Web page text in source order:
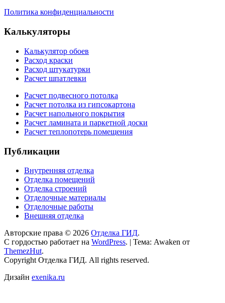
Политика конфиденциальности
Калькуляторы
Калькулятор обоев
Расход краски
Расход штукатурки
Расчет шпатлевки
Расчет подвесного потолка
Расчет потолка из гипсокартона
Расчет напольного покрытия
Расчет ламината и паркетной доски
Расчет теплопотерь помещения
Публикации
Внутренняя отделка
Отделка помещений
Отделка строений
Отделочные материалы
Отделочные работы
Внешняя отделка
Авторские права © 2026 Отделка ГИД.
С гордостью работает на WordPress. | Тема: Awaken от
ThemezHut.
Copyright Отделка ГИД. All rights reserved.
Дизайн exenika.ru